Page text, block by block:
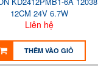
12CM 24V 6.7W
Liên hệ
THÊM VÀO GIỎ